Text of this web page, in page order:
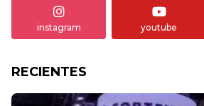
instagram youtube
RECIENTES